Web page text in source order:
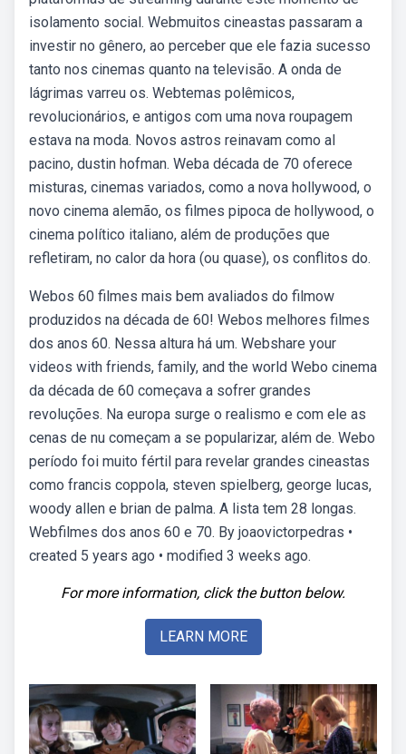
isolamento social. Webmuitos cineastas passaram a
investir no gênero, ao perceber que ele fazia sucesso
tanto nos cinemas quanto na televisão. A onda de
lágrimas varreu os. Webtemas polêmicos,
revolucionários, e antigos com uma nova roupagem
estava na moda. Novos astros reinavam como al
pacino, dustin hofman. Weba década de 70 oferece
misturas, cinemas variados, como a nova hollywood, o
novo cinema alemão, os filmes pipoca de hollywood, o
cinema político italiano, além de produções que
refletiram, no calor da hora (ou quase), os conflitos do.
Webos 60 filmes mais bem avaliados do filmow
produzidos na década de 60! Webos melhores filmes
dos anos 60. Nessa altura há um. Webshare your
videos with friends, family, and the world Webo cinema
da década de 60 começava a sofrer grandes
revoluções. Na europa surge o realismo e com ele as
cenas de nu começam a se popularizar, além de. Webo
período foi muito fértil para revelar grandes cineastas
como francis coppola, steven spielberg, george lucas,
woody allen e brian de palma. A lista tem 28 longas.
Webfilmes dos anos 60 e 70. By joaovictorpedras •
created 5 years ago • modified 3 weeks ago.
For more information, click the button below.
LEARN MORE